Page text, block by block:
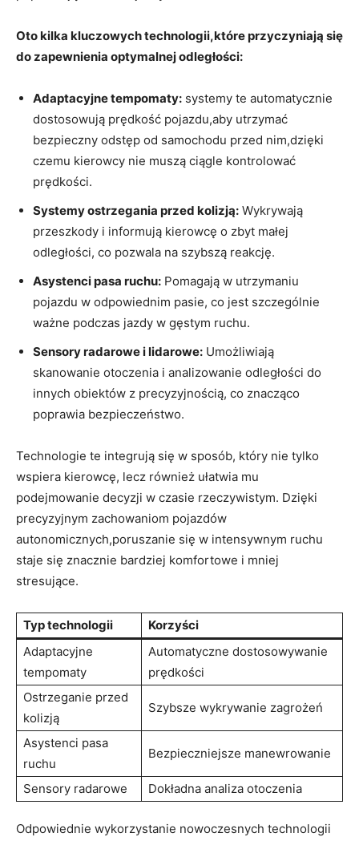
Oto kilka kluczowych technologii,które przyczyniają się
do zapewnienia optymalnej odległości:
Adaptacyjne tempomaty: systemy te automatycznie
dostosowują prędkość pojazdu,aby utrzymać
bezpieczny odstęp od samochodu przed nim,dzięki
czemu kierowcy nie muszą ciągle kontrolować
prędkości.
Systemy ostrzegania przed kolizją: Wykrywają
przeszkody i informują kierowcę o zbyt małej
odległości, co pozwala na szybszą reakcję.
Asystenci pasa ruchu: Pomagają w utrzymaniu
pojazdu w odpowiednim pasie, co jest szczególnie
ważne podczas jazdy w gęstym ruchu.
Sensory radarowe i lidarowe: Umożliwiają
skanowanie otoczenia i analizowanie odległości do
innych obiektów z precyzyjnością, co znacząco
poprawia bezpieczeństwo.
Technologie te integrują się w sposób, który nie tylko
wspiera kierowcę, lecz również ułatwia mu
podejmowanie decyzji w czasie rzeczywistym. Dzięki
precyzyjnym zachowaniom pojazdów
autonomicznych,poruszanie się w intensywnym ruchu
staje się znacznie bardziej komfortowe i mniej
stresujące.
Typ technologii
Korzyści
Adaptacyjne
tempomaty
Automatyczne dostosowywanie
prędkości
Ostrzeganie przed
kolizją
Szybsze wykrywanie zagrożeń
Asystenci pasa
ruchu
Bezpieczniejsze manewrowanie
Sensory radarowe Dokładna analiza otoczenia
Odpowiednie wykorzystanie nowoczesnych technologii